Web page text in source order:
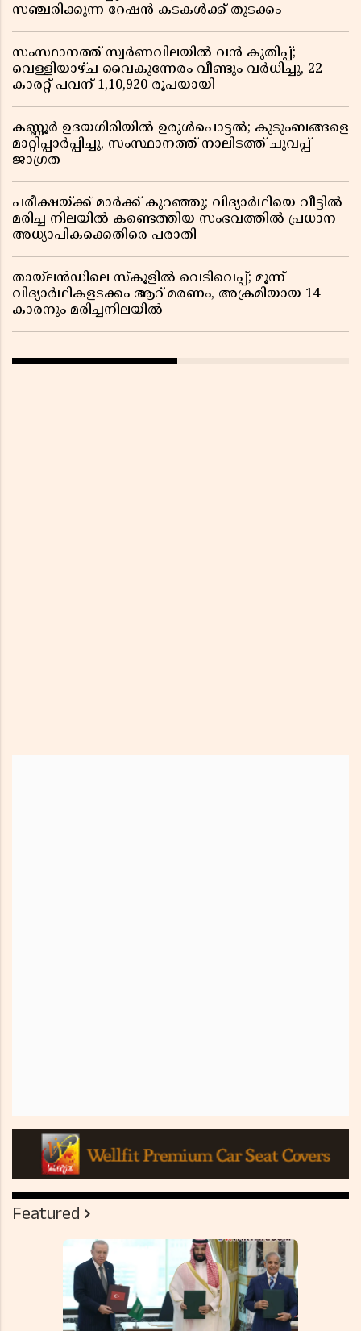
സഞ്ചരിക്കുന്ന റേഷൻ കടകൾക്ക് തുടക്കം
സംസ്ഥാനത്ത് സ്വർണവിലയിൽ വൻ കുതിപ്പ്;
വെള്ളിയാഴ്ച വൈകുന്നേരം വീണ്ടും വർധിച്ചു, 22
കാരറ്റ് പവന് 1,10,920 രൂപയായി
കണ്ണൂർ ഉദയഗിരിയിൽ ഉരുൾപൊട്ടൽ; കുടുംബങ്ങളെ
മാറ്റിപ്പാർപ്പിച്ചു, സംസ്ഥാനത്ത് നാലിടത്ത് ചുവപ്പ്
ജാഗ്രത
പരീക്ഷയ്ക്ക് മാർക്ക് കുറഞ്ഞു; വിദ്യാർഥിയെ വീട്ടിൽ
മരിച്ച നിലയിൽ കണ്ടെത്തിയ സംഭവത്തിൽ പ്രധാന
അധ്യാപികക്കെതിരെ പരാതി
തായ്‌ലൻഡിലെ സ്‌കൂളിൽ വെടിവെപ്പ്; മൂന്ന്
വിദ്യാർഥികളടക്കം ആറ് മരണം, അക്രമിയായ 14
കാരനും മരിച്ചനിലയിൽ
Featured